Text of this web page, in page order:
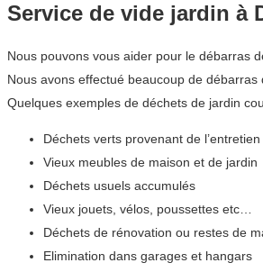
Service de vide jardin à
Nous pouvons vous aider pour le débarras
Nous avons effectué beaucoup de
Quelques exemples de déchets de jardin
Déchets verts provenant de l’entretien
Vieux meubles de maison et de jardin
Déchets usuels accumulés
Vieux jouets, vélos, poussettes etc…
Déchets de rénovation ou restes de
Elimination dans garages et hangars